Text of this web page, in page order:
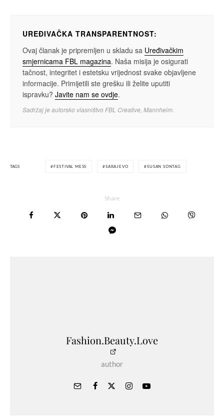
UREĐIVAČKA TRANSPARENTNOST:
Ovaj članak je pripremljen u skladu sa Uređivačkim
smjernicama FBL magazina. Naša misija je osigurati
tačnost, integritet i estetsku vrijednost svake objavljene
informacije. Primijetili ste grešku ili želite uputiti
ispravku? Javite nam se ovdje.
Sadržaj je autorsko vlasništvo FBL Creative, Mannheim.
TAGS FESTIVAL MESS SARAJEVO SUSAN SONTAG
Share
Fashion.Beauty.Love
author